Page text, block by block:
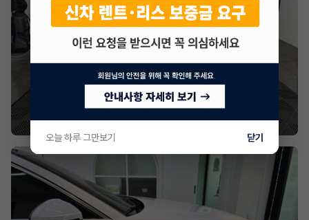
오늘 하루 그만보기 닫기